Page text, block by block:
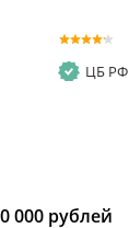
ЦБ РФ
000 рублей